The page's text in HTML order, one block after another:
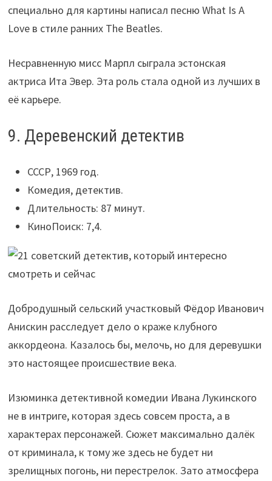
специально для картины написал песню What Is A
Love в стиле ранних The Beatles.
Несравненную мисс Марпл сыграла эстонская
актриса Ита Эвер. Эта роль стала одной из лучших в
её карьере.
9. Деревенский детектив
СССР, 1969 год.
Комедия, детектив.
Длительность: 87 минут.
КиноПоиск: 7,4.
Добродушный сельский участковый Фёдор Иванович
Анискин расследует дело о краже клубного
аккордеона. Казалось бы, мелочь, но для деревушки
это настоящее происшествие века.
Изюминка детективной комедии Ивана Лукинского
не в интриге, которая здесь совсем проста, а в
характерах персонажей. Сюжет максимально далёк
от криминала, к тому же здесь не будет ни
зрелищных погонь, ни перестрелок. Зато атмосфера